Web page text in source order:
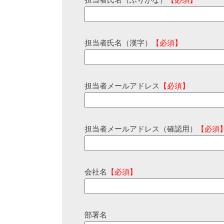
担当者氏名（漢字） 【必須】
担当者メールアドレス 【必須】
担当者メールアドレス（確認用） 【必須
会社名 【必須】
部署名